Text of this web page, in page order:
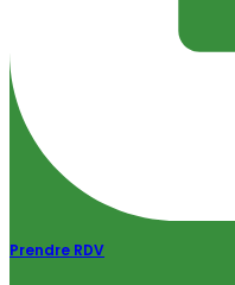
Prendre RDV